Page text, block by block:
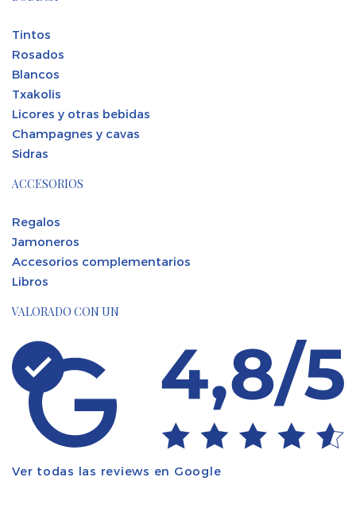
Tintos
Rosados
Blancos
Txakolis
Licores y otras bebidas
Champagnes y cavas
Sidras
ACCESORIOS
Regalos
Jamoneros
Accesorios complementarios
Libros
VALORADO CON UN
Ver todas las reviews en Google